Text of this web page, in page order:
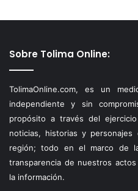
Sobre Tolima Online:
TolimaOnline.com, es un
independiente y sin
propósito a través del
noticias, historias y
región; todo en el marco de
transparencia de nuestros
la información.